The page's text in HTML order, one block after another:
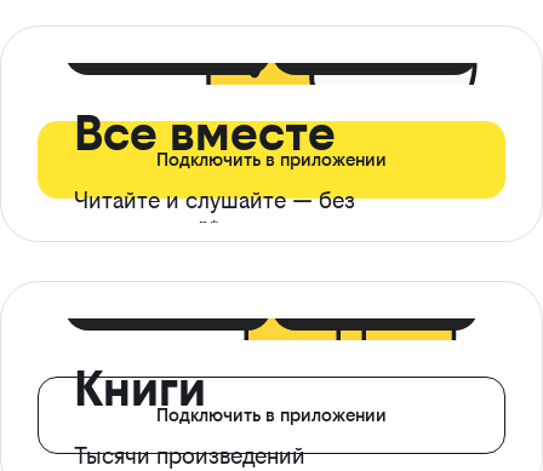
Все вместе
Читайте и слушайте — без
ограничений*
Подключить в приложении
Книги
Тысячи произведений
Подключить в приложении